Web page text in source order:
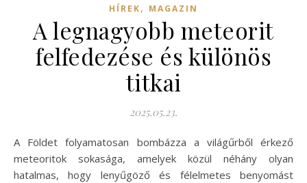
HÍREK, MAGAZIN
A legnagyobb meteorit
felfedezése és különös
titkai
2025.05.23.
A Földet folyamatosan bombázza a világűrből érkező
meteoritok sokasága, amelyek közül néhány olyan
hatalmas, hogy lenyűgöző és félelmetes benyomást